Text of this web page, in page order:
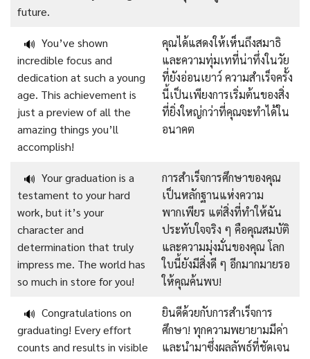
future.
🔊 You’ve shown
incredible focus and
dedication at such a young
age. This achievement is
just a preview of all the
amazing things you’ll
accomplish!
คุณได้แสดงให้เห็นถึงสมาธิ
และความทุ่มเทที่น่าทึ่งในวัย
ที่ยังอ่อนเยาว์ ความสำเร็จครั้ง
นี้เป็นเพียงการเริ่มต้นของสิ่ง
ที่ยิ่งใหญ่กว่าที่คุณจะทำได้ใน
อนาคต
🔊 Your graduation is a
testament to your hard
work, but it’s your
character and
determination that truly
impress me. The world has
so much in store for you!
การสำเร็จการศึกษาของคุณ
เป็นหลักฐานแห่งความ
พากเพียร แต่สิ่งที่ทำให้ฉัน
ประทับใจจริง ๆ คือคุณสมบัติ
และความมุ่งมั่นของคุณ โลก
ใบนี้ยังมีสิ่งดี ๆ อีกมากมายรอ
ให้คุณค้นพบ!
🔊 Congratulations on
graduating! Every effort
counts and results in visible
ยินดีด้วยกับการสำเร็จการ
ศึกษา! ทุกความพยายามมีค่า
และนำมาซึ่งผลลัพธ์ที่ชัดเจน